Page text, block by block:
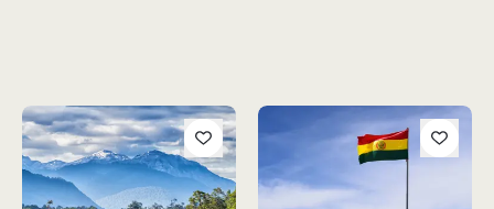
Ekspedition i 4x4 langs Carretera AustralBolivias Højdepunkter